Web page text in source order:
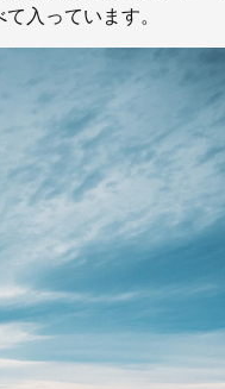
入っています。